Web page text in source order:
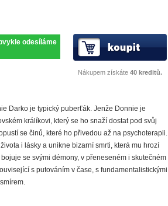
odesíláme
Nákupem získáte 40 kreditů.
Darko je typický puberťák. Jenže Donnie je
králíkovi, který se ho snaží dostat pod svůj
se činů, které ho přivedou až na psychoterapii.
i lásky a unikne bizarní smrti, která mu hrozí
se svými démony, v přeneseném i skutečném
s putováním v čase, s fundamentalistickými